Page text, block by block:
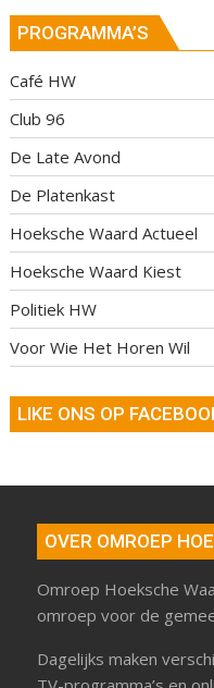
PROGRAMMA’S
Café HW
Club 96
De Late Avond
De Platenkast
Hoeksche Waard Actueel
Hoeksche Waard Kiest
Politiek HW
Voor Wie Het Horen Wil
LIKE ONS OP
OVER OMROEP
Omroep Hoeksche
omroep voor de
Dagelijks maken